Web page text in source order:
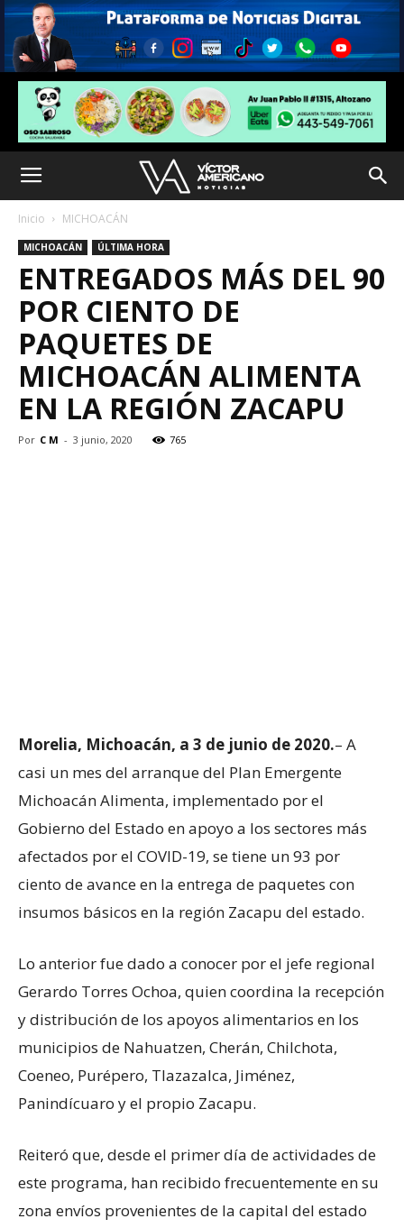
Inicio MICHOACÁN
MICHOACÁN ÚLTIMA HORA
ENTREGADOS MÁS DEL 90
POR CIENTO DE
PAQUETES DE
MICHOACÁN ALIMENTA
EN LA REGIÓN ZACAPU
Por C M - 3 junio, 2020 765
Morelia, Michoacán, a 3 de junio de 2020.– A
casi un mes del arranque del Plan Emergente
Michoacán Alimenta, implementado por el
Gobierno del Estado en apoyo a los sectores más
afectados por el COVID-19, se tiene un 93 por
ciento de avance en la entrega de paquetes con
insumos básicos en la región Zacapu del estado.
Lo anterior fue dado a conocer por el jefe regional
Gerardo Torres Ochoa, quien coordina la recepción
y distribución de los apoyos alimentarios en los
municipios de Nahuatzen, Cherán, Chilchota,
Coeneo, Purépero, Tlazazalca, Jiménez,
Panindícuaro y el propio Zacapu.
Reiteró que, desde el primer día de actividades de
este programa, han recibido frecuentemente en su
zona envíos provenientes de la capital del estado